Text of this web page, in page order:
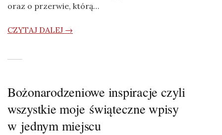
oraz o przerwie, którą…
CZYTAJ DALEJ →
Bożonarodzeniowe inspiracje czyli
wszystkie moje świąteczne wpisy
w jednym miejscu